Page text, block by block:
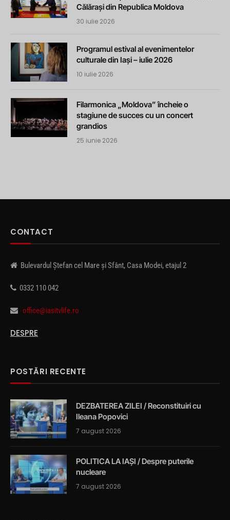
Călărași din Republica Moldova
30 iulie 2026
Programul estival al evenimentelor
culturale din Iași – iulie 2026
10 iulie 2026
Filarmonica „Moldova” încheie o
stagiune de succes cu un concert
grandios
25 iunie 2026
CONTACT
Bulevardul Ștefan cel Mare și Sfânt, Casa Modei, etajul 2
0332 110 042
office@iasitvlife.ro
DESPRE
POSTĂRI RECENTE
DEZBATEREA ZILEI / Reconstituiri cu
Ileana Popovici
7 august 2026
POLITICA LA IAȘI / Despre puterile
nucleare
7 august 2026